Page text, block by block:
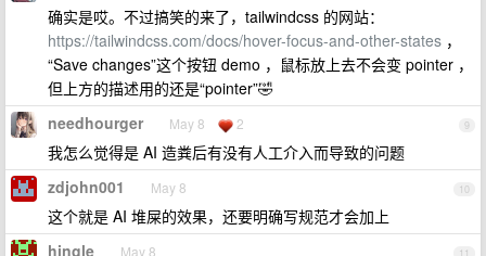
确实是哎。不过搞笑的来了，tailwindcss 的网站：
https://tailwindcss.com/docs/hover-focus-and-other-states ，
“Save changes”这个按钮 demo ，鼠标放上去不会变 pointer ，
但上方的描述用的还是“pointer”🤣
9
needhourger May 8 2
我怎么觉得是 AI 造粪后有没有人工介入而导致的问题
10
zdjohn001 May 8
这个就是 AI 堆屎的效果，还要明确写规范才会加上
hingle May 8